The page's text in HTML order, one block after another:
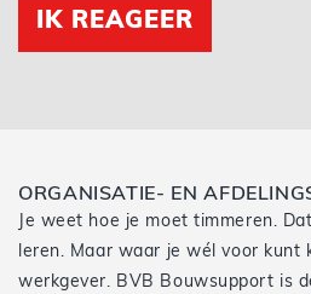
IK REAGEER
ORGANISATIE- EN
Je weet hoe je moet timmeren.
leren. Maar waar je wél voor kunt
werkgever. BVB Bouwsupport is